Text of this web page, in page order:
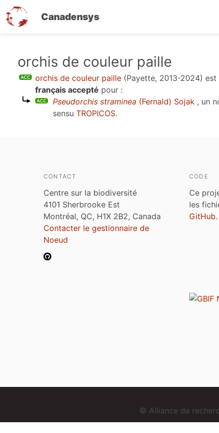
Canadensys
contenu
orchis de couleur paille
orchis de couleur paille (Payette, 2013-2024) est
français accepté pour :
Pseudorchis straminea (Fernald) Sojak , un
sensu TROPICOS.
CONTACT
Centre sur la biodiversité
4101 Sherbrooke Est
Montréal, QC, H1X 2B2, Canada
Contacter le gestionnaire de
Noeud
CODE
Ce
les
GitHub.
© Alliance de